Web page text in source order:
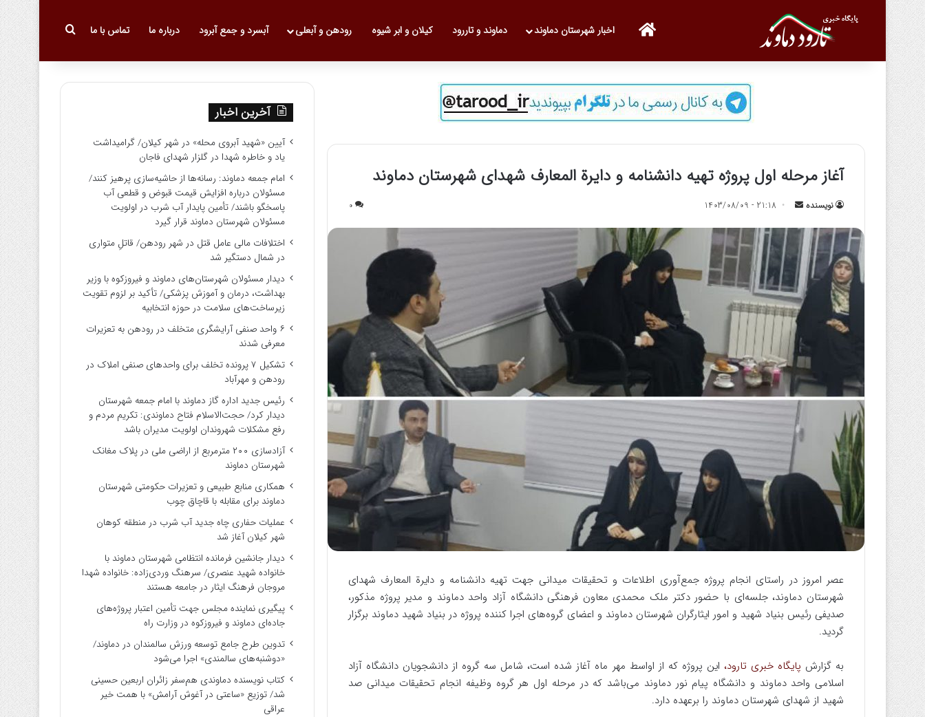
صفحه نخست
اخبار شهرستان دماوند دماوند و تاررود کیلان و ابر شیوه رودهن و آبعلی آبسرد و جمع آبرود درباره ما تماس با ما جستجو برای
آغاز مرحله اول پروژه تهیه دانشنامه و دایرة المعارف شهدای شهرستان دماوند
نویسنده
ا
ب
ه
ا
ی
م
ی
ل
21:18 - 1403/08/09
0
عصر امروز در راستای انجام پروژه جمع‌آوری اطلاعات و تحقیقات میدانی جهت تهیه دانشنامه و دایرة المعارف شهدای
شهرستان دماوند، جلسه‌ای با حضور دکتر ملک محمدی معاون فرهنگی دانشگاه آزاد واحد دماوند و مدیر پروژه مذکور،
صدیفی رئیس بنیاد شهید و امور ایثارگران شهرستان دماوند و اعضای گروه‌های اجرا کننده پروژه در بنیاد شهید دماوند برگزار
گردید.
به گزارش پایگاه خبری تارود، این پروژه که از اواسط مهر ماه آغاز شده است، شامل سه گروه از دانشجویان دانشگاه آزاد
اسلامی واحد دماوند و دانشگاه پیام نور دماوند می‌باشد که در مرحله اول هر گروه وظیفه انجام تحقیقات میدانی صد
شهید از شهدای شهرستان دماوند را برعهده دارد.
آخرین اخبار
آیین «شهید آبروی محله» در شهر کیلان/ گرامیداشت
یاد و خاطره شهدا در گلزار شهدای فاجان
امام جمعه دماوند: رسانه‌ها از حاشیه‌سازی پرهیز کنند/
مسئولان درباره افزایش قیمت قبوض و قطعی آب
پاسخگو باشند/ تأمین پایدار آب شرب در اولویت
مسئولان شهرستان دماوند قرار گیرد
اختلافات مالی عامل قتل در شهر رودهن/ قاتلِ متواری
در شمال دستگیر شد
دیدار مسئولان شهرستان‌های دماوند و فیروزکوه با وزیر
بهداشت، درمان و آموزش پزشکی/ تأکید بر لزوم تقویت
زیرساخت‌های سلامت در حوزه انتخابیه
۶ واحد صنفی آرایشگری متخلف در رودهن به تعزیرات
معرفی شدند
تشکیل ۷ پرونده تخلف برای واحدهای صنفی املاک در
رودهن و مهرآباد
رئیس جدید اداره گاز دماوند با امام جمعه شهرستان
دیدار کرد/ حجت‌الاسلام فتاح دماوندی: تکریم مردم و
رفع مشکلات شهروندان اولویت مدیران باشد
آزادسازی ۲۰۰ مترمربع از اراضی ملی در پلاک مغانک
شهرستان دماوند
همکاری منابع طبیعی و تعزیرات حکومتی شهرستان
دماوند برای مقابله با قاچاق چوب
عملیات حفاری چاه جدید آب شرب در منطقه کوهان
شهر کیلان آغاز شد
دیدار جانشین فرمانده انتظامی شهرستان دماوند با
خانواده شهید عنصری/ سرهنگ وردی‌زاده: خانواده شهدا
مروجان فرهنگ ایثار در جامعه هستند
پیگیری نماینده مجلس جهت تأمین اعتبار پروژه‌های
جاده‌ای دماوند و فیروزکوه در وزارت راه
تدوین طرح جامع توسعه ورزش سالمندان در دماوند/
«دوشنبه‌های سالمندی» اجرا می‌شود
کتاب نویسنده دماوندی هم‌سفر زائران اربعین حسینی
شد/ توزیع «ساعتی در آغوش آرامش» با همت خیر
عراقی